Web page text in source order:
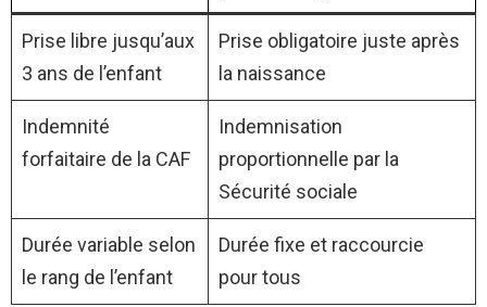
Prise libre jusqu’aux
3 ans de l’enfant
Prise obligatoire juste après
la naissance
Indemnité
forfaitaire de la CAF
Indemnisation
proportionnelle par la
Sécurité sociale
Durée variable selon
le rang de l’enfant
Durée fixe et raccourcie
pour tous